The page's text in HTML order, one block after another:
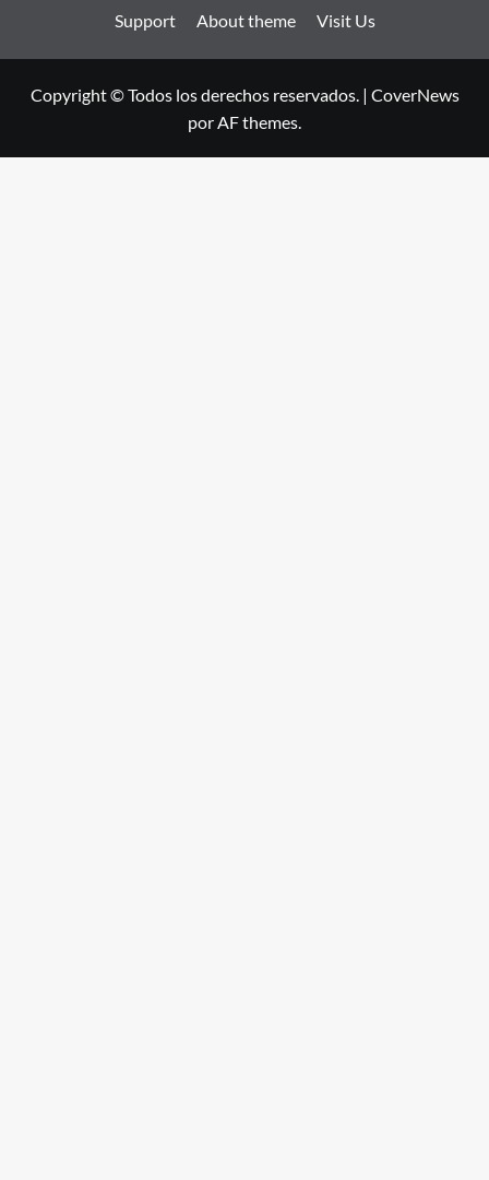
Support About theme Visit Us
Copyright © Todos los derechos reservados. | CoverNews
por AF themes.